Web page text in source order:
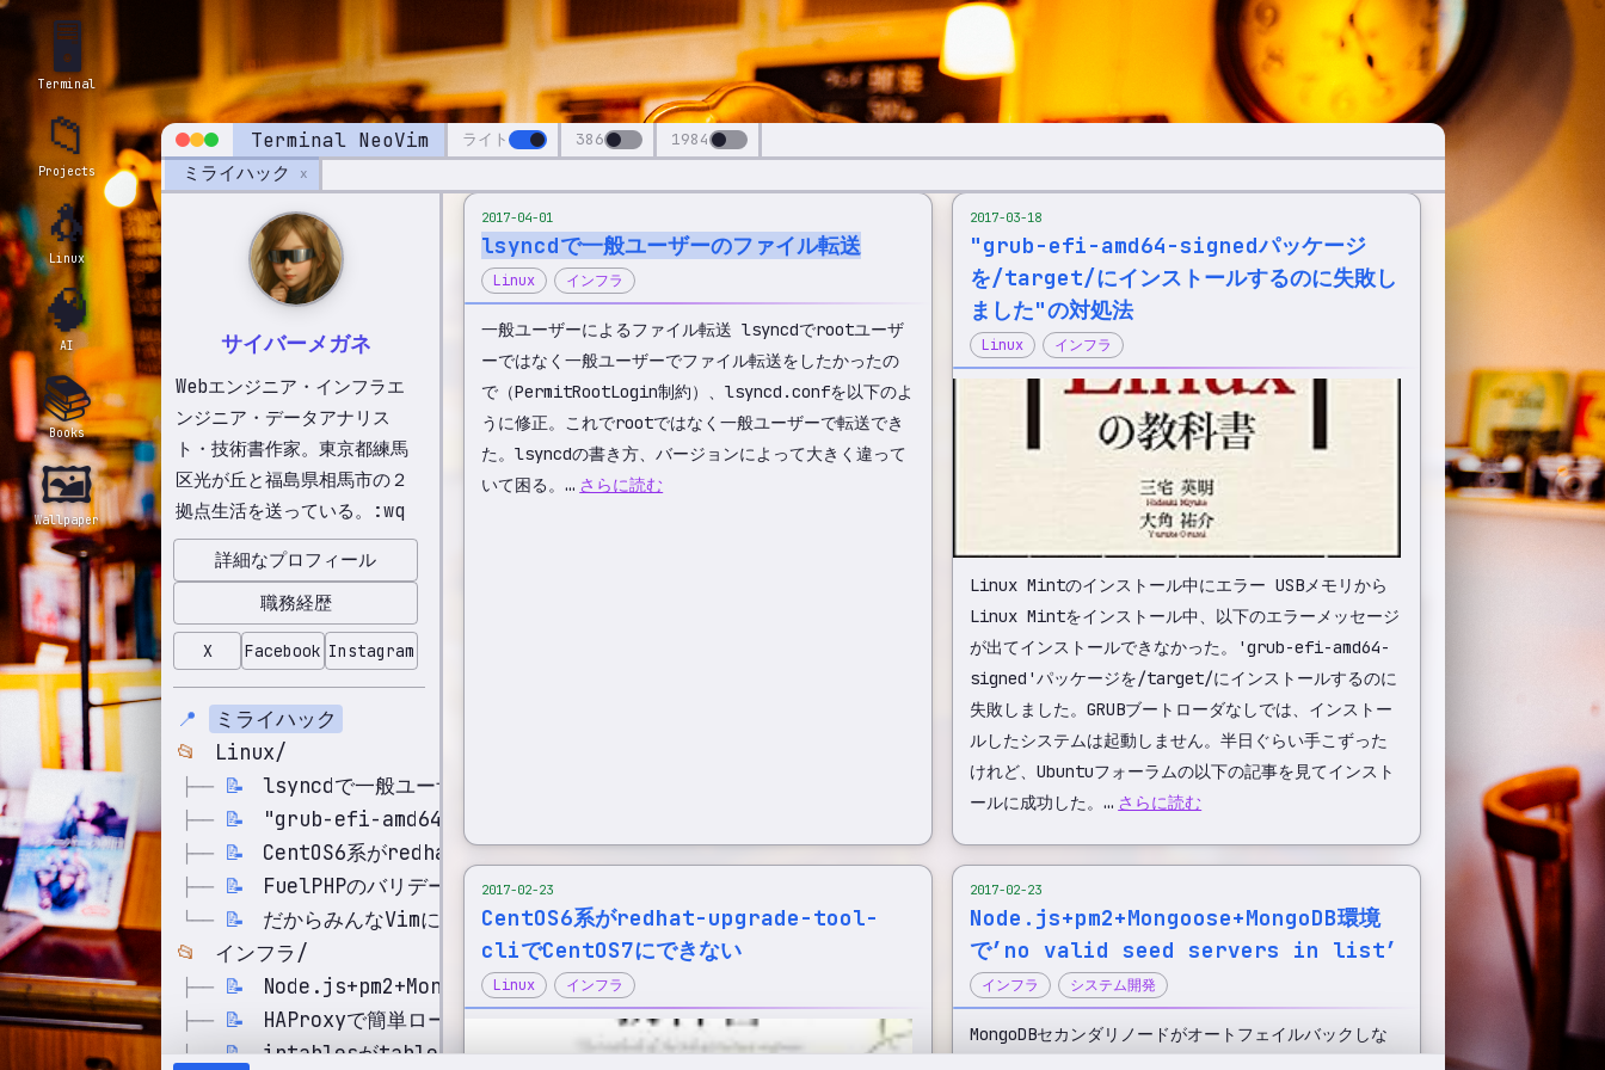
Terminal NeoVim ライト 386 1984
ミライハック x
サイバーメガネ
Webエンジニア・インフラエ
ンジニア・データアナリス
ト・技術書作家。東京都練馬
区光が丘と福島県相馬市の２
拠点生活を送っている。:wq
詳細なプロフィール
職務経歴
X Facebook Instagram
📍
ミライハック
📂
Linux/
├── 📝 lsyncdで一般ユーザーのファイル転送
├── 📝 "grub-efi-amd64-signedパッケージを/target/にインストールするのに失敗しました"の対処法
├── 📝 CentOS6系がredhat-upgrade-tool-cliでCentOS7にできない
├── 📝 FuelPHPのバリデーションエラーが出た時の対処
└── 📝
だからみんなVimになればいいのにー.vimrcと.zshrcをスリム化したいー
📂
インフラ/
├── 📝 Node.js+pm2+Mongoose+MongoDB環境で’no valid seed servers in list’
├── 📝 HAProxyで簡単ロードバランサー
├──📝 iptablesがtable full状態になるとパケットがドロップされる
2017-04-01
lsyncdで一般ユーザーのファイル転送
Linux インフラ
一般ユーザーによるファイル転送 lsyncdでrootユーザ
ーではなく一般ユーザーでファイル転送をしたかったの
で（PermitRootLogin制約）、lsyncd.confを以下のよ
うに修正。これでrootではなく一般ユーザーで転送でき
た。lsyncdの書き方、バージョンによって大きく違って
いて困る。… さらに読む
2017-03-18
"grub-efi-amd64-signedパッケージ
を/target/にインストールするのに失敗し
ました"の対処法
Linux インフラ
Linux Mintのインストール中にエラー USBメモリから
Linux Mintをインストール中、以下のエラーメッセージ
が出てインストールできなかった。'grub-efi-amd64-
signed'パッケージを/target/にインストールするのに
失敗しました。GRUBブートローダなしでは、インストー
ルしたシステムは起動しません。半日ぐらい手こずった
けれど、Ubuntuフォーラムの以下の記事を見てインスト
ールに成功した。… さらに読む
2017-02-23
CentOS6系がredhat-upgrade-tool-
cliでCentOS7にできない
Linux インフラ
2017-02-23
Node.js+pm2+Mongoose+MongoDB環境
で’no valid seed servers in list’
インフラ システム開発
MongoDBセカンダリノードがオートフェイルバックしな
🖥️
Terminal
📁
Projects
🐧
Linux
🧠
AI
📚
Books
🖼️
Wallpaper